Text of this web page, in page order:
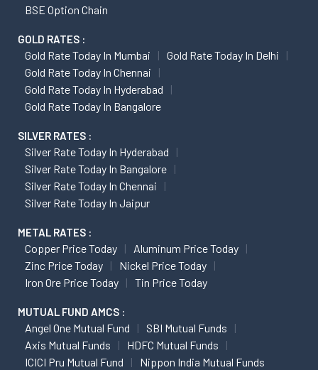
BSE Option Chain
GOLD RATES :
Gold Rate Today In Mumbai
Gold Rate Today In Delhi
Gold Rate Today In Chennai
Gold Rate Today In Hyderabad
Gold Rate Today In Bangalore
SILVER RATES :
Silver Rate Today In Hyderabad
Silver Rate Today In Bangalore
Silver Rate Today In Chennai
Silver Rate Today In Jaipur
METAL RATES :
Copper Price Today
Aluminum Price Today
Zinc Price Today
Nickel Price Today
Iron Ore Price Today
Tin Price Today
MUTUAL FUND AMCS :
Angel One Mutual Fund
SBI Mutual Funds
Axis Mutual Funds
HDFC Mutual Funds
ICICI Pru Mutual Fund
Nippon India Mutual Funds